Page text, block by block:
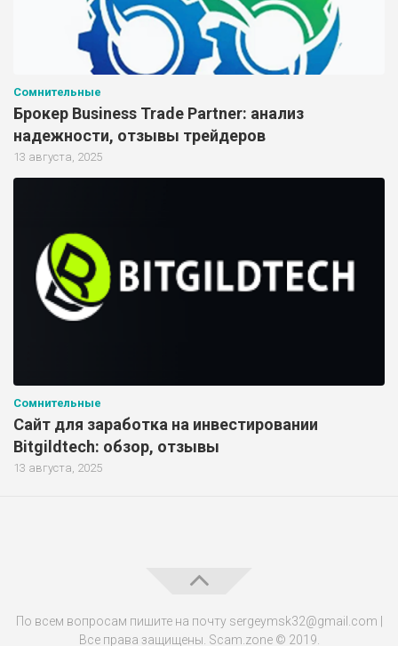
Сомнительные
Брокер Business Trade Partner: анализ
надежности, отзывы трейдеров
13 августа, 2025
Сомнительные
Сайт для заработка на инвестировании
Bitgildtech: обзор, отзывы
13 августа, 2025
По всем вопросам пишите на почту sergeymsk32@gmail.com |
Все права защищены. Scam.zone © 2019.